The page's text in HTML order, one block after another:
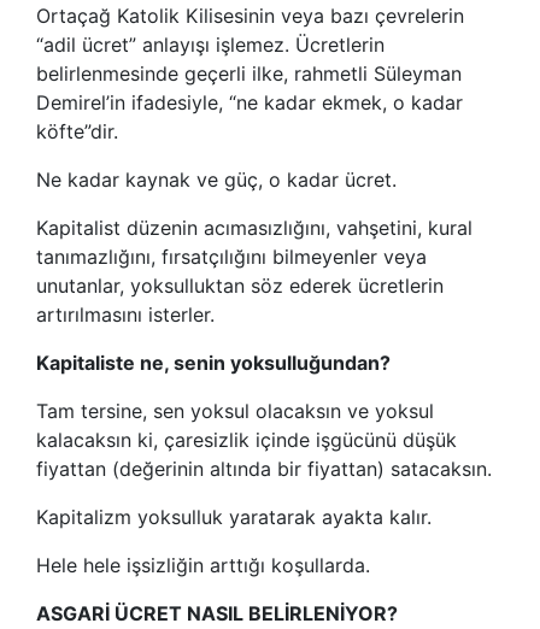
Ortaçağ Katolik Kilisesinin veya bazı çevrelerin
“adil ücret” anlayışı işlemez. Ücretlerin
belirlenmesinde geçerli ilke, rahmetli Süleyman
Demirel’in ifadesiyle, “ne kadar ekmek, o kadar
köfte”dir.
Ne kadar kaynak ve güç, o kadar ücret.
Kapitalist düzenin acımasızlığını, vahşetini, kural
tanımazlığını, fırsatçılığını bilmeyenler veya
unutanlar, yoksulluktan söz ederek ücretlerin
artırılmasını isterler.
Kapitaliste ne, senin yoksulluğundan?
Tam tersine, sen yoksul olacaksın ve yoksul
kalacaksın ki, çaresizlik içinde işgücünü düşük
fiyattan (değerinin altında bir fiyattan) satacaksın.
Kapitalizm yoksulluk yaratarak ayakta kalır.
Hele hele işsizliğin arttığı koşullarda.
ASGARİ ÜCRET NASIL BELİRLENİYOR?